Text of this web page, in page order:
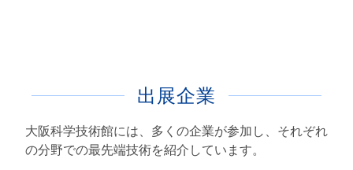
出展企業
大阪科学技術館には、多くの企業が参加し、それぞれ
の分野での最先端技術を紹介しています。